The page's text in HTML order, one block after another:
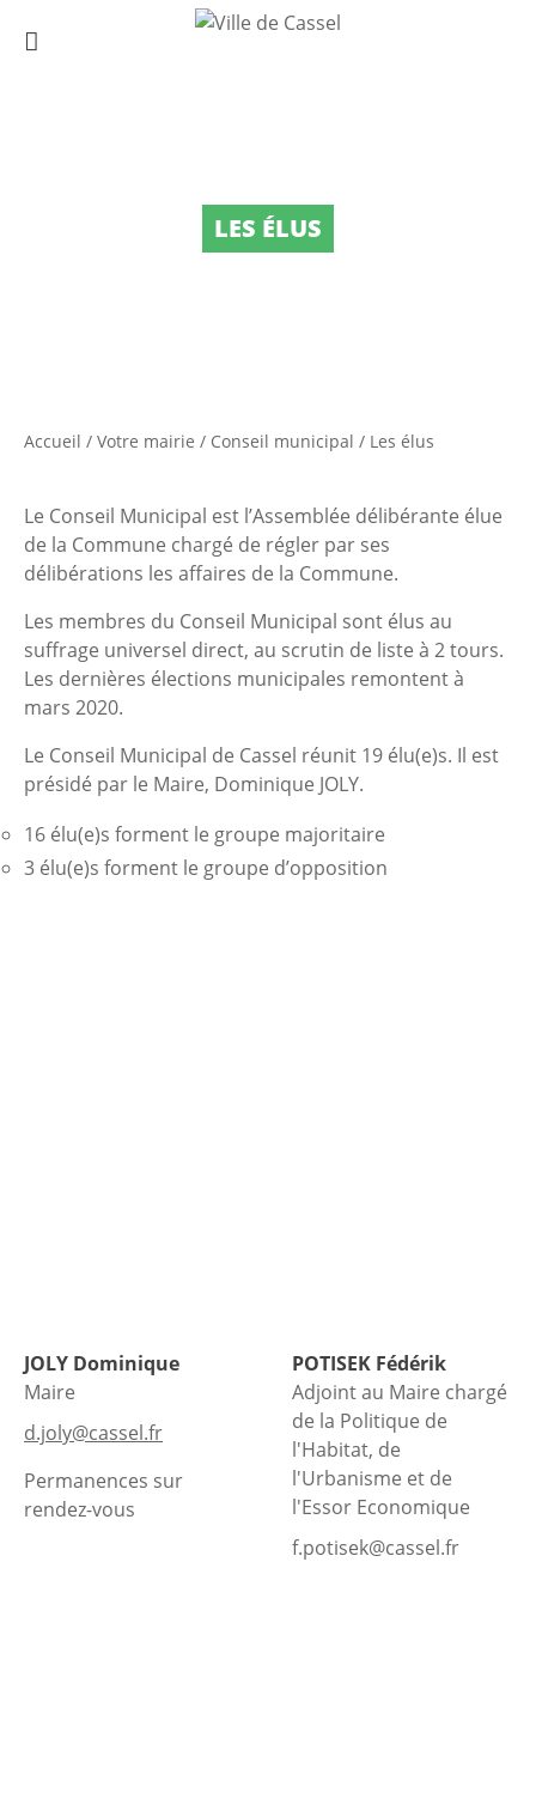
LES ÉLUS
Accueil / Votre mairie / Conseil municipal / Les élus
Le Conseil Municipal est l’Assemblée délibérante élue
de la Commune chargé de régler par ses
délibérations les affaires de la Commune.
Les membres du Conseil Municipal sont élus au
suffrage universel direct, au scrutin de liste à 2 tours.
Les dernières élections municipales remontent à
mars 2020.
Le Conseil Municipal de Cassel réunit 19 élu(e)s. Il est
présidé par le Maire, Dominique JOLY.
16 élu(e)s forment le groupe majoritaire
3 élu(e)s forment le groupe d’opposition
JOLY Dominique
Maire
d.joly@cassel.fr
Permanences sur
rendez-vous
POTISEK Fédérik
Adjoint au Maire chargé
de la Politique de
l'Habitat, de
l'Urbanisme et de
l'Essor Economique
f.potisek@cassel.fr